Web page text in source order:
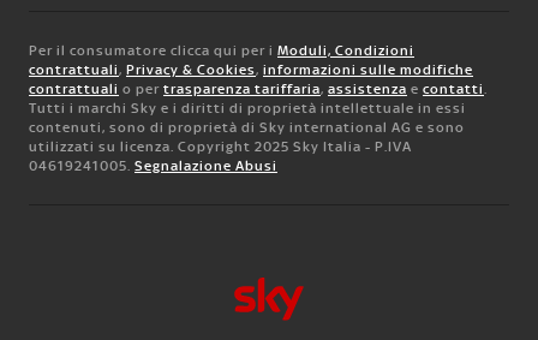
Per il consumatore clicca qui per i Moduli, Condizioni
contrattuali, Privacy & Cookies, informazioni sulle modifiche
contrattuali o per trasparenza tariffaria, assistenza e contatti.
Tutti i marchi Sky e i diritti di proprietà intellettuale in essi
contenuti, sono di proprietà di Sky international AG e sono
utilizzati su licenza. Copyright 2025 Sky Italia - P.IVA
04619241005. Segnalazione Abusi